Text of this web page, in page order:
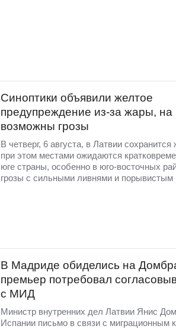
Синоптики объявили желтое
предупреждение из-за жары, на
возможны грозы
В четверг, 6 августа, в Латвии сохранится
при этом местами ожидаются
юге страны, особенно в юго-восточных
грозы с сильными ливнями и порывистым
В Мадриде обиделись на
премьер потребовал
с МИД
Министр внутренних дел Латвии Янис
Испании письмо в связи с миграционным